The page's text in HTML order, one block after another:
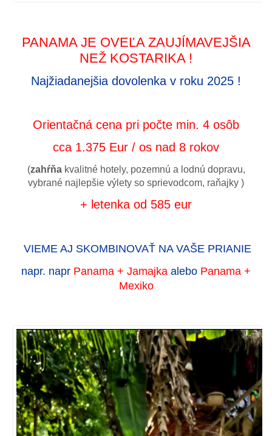
PANAMA JE OVEĽA ZAUJÍMAVEJŠIA
NEŽ KOSTARIKA !
Najžiadanejšia dovolenka v roku 2025 !
Orientačná cena pri počte min. 4 osôb
cca 1.375 Eur / os nad 8 rokov
(zahŕňakvalitné hotely, pozemnú a lodnú dopravu,
vybrané najlepšie výlety so sprievodcom, raňajky )
+ letenka od 585 eur
VIEME AJ SKOMBINOVAŤ NA VAŠE PRIANIE
napr. napr Panama + Jamajka alebo Panama +
Mexiko